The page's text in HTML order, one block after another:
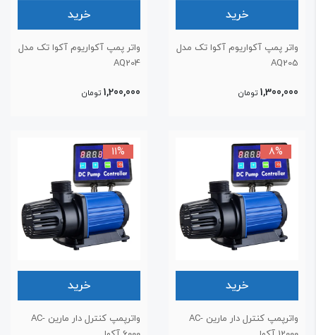
خرید
پمپ آکواریوم آکوا تک مدل
تومان
خرید
واتر پمپ آکواریوم آکوا تک مدل
AQ204
1,200,000 تومان
خرید
واترپمپ کنترل دار مارین AC-
خرید
واترپمپ کنترل دار مارین AC-